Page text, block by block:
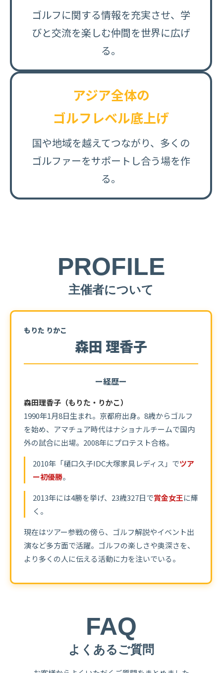
ゴルフに関する情報を充実させ、学
びと交流を楽しむ仲間を世界に広げ
る。
アジア全体の
ゴルフレベル底上げ
国や地域を越えてつながり、多くの
ゴルファーをサポートし合う場を作
る。
PROFILE
主催者について
もりた りかこ
森田 理香子
ー経歴ー
森田理香子（もりた・りかこ）
1990年1月8日生まれ。京都府出身。 8歳からゴルフ
を始め、 アマチュア時代はナショナルチームで国内
外の試合に出場。 2008年にプロテスト合格。
2010年「樋口久子IDC大塚家具レディス」でツア
ー初優勝。
2013年には4勝を挙げ、 23歳327日で賞金女王に輝
く。
現在はツアー参戦の傍ら、 ゴルフ解説やイベント出
演など多方面で活躍。 ゴルフの楽しさや奥深さを、
より多くの人に伝える活動に力を注いでいる。
FAQ
よくあるご質問